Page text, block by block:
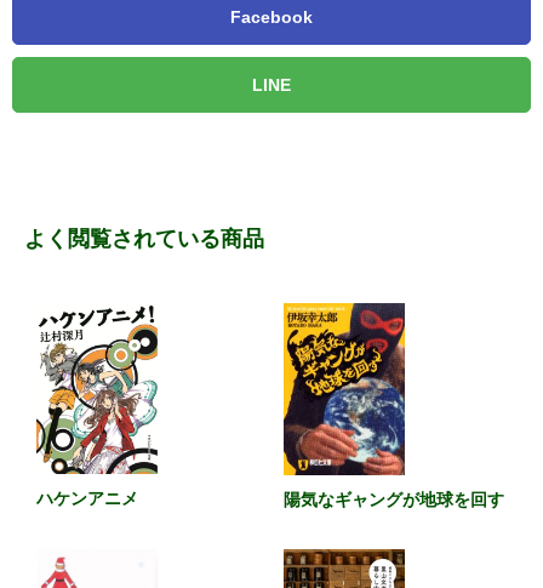
Facebook
LINE
よく閲覧されている商品
ハケンアニメ 陽気なギャングが地球を回す